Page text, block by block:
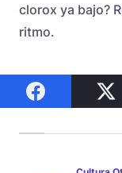
clorox ya bajo?
ritmo.